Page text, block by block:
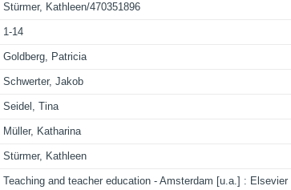
Stürmer, Kathleen/470351896
1-14
Goldberg, Patricia
Schwerter, Jakob
Seidel, Tina
Müller, Katharina
Stürmer, Kathleen
Teaching and teacher education - Amsterdam [u.a.] : Elsevier